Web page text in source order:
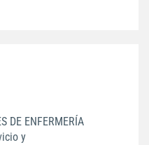
DE ENFERMERÍA
y